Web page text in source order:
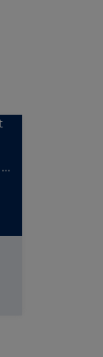
Gewerbeobjekt im Bezirk Hollabrunn steht zum Verkauf oder Vermietung!!!